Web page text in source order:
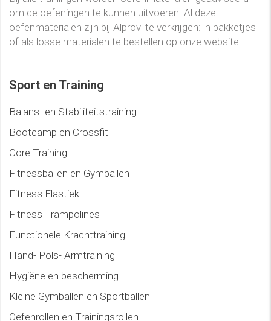
om de oefeningen te kunnen uitvoeren. Al deze
oefenmaterialen zijn bij Alprovi te verkrijgen: in pakketjes
of als losse materialen te bestellen op onze website.
Sport en Training
Balans- en Stabiliteitstraining
Bootcamp en Crossfit
Core Training
Fitnessballen en Gymballen
Fitness Elastiek
Fitness Trampolines
Functionele Krachttraining
Hand- Pols- Armtraining
Hygiëne en bescherming
Kleine Gymballen en Sportballen
Oefenrollen en Trainingsrollen